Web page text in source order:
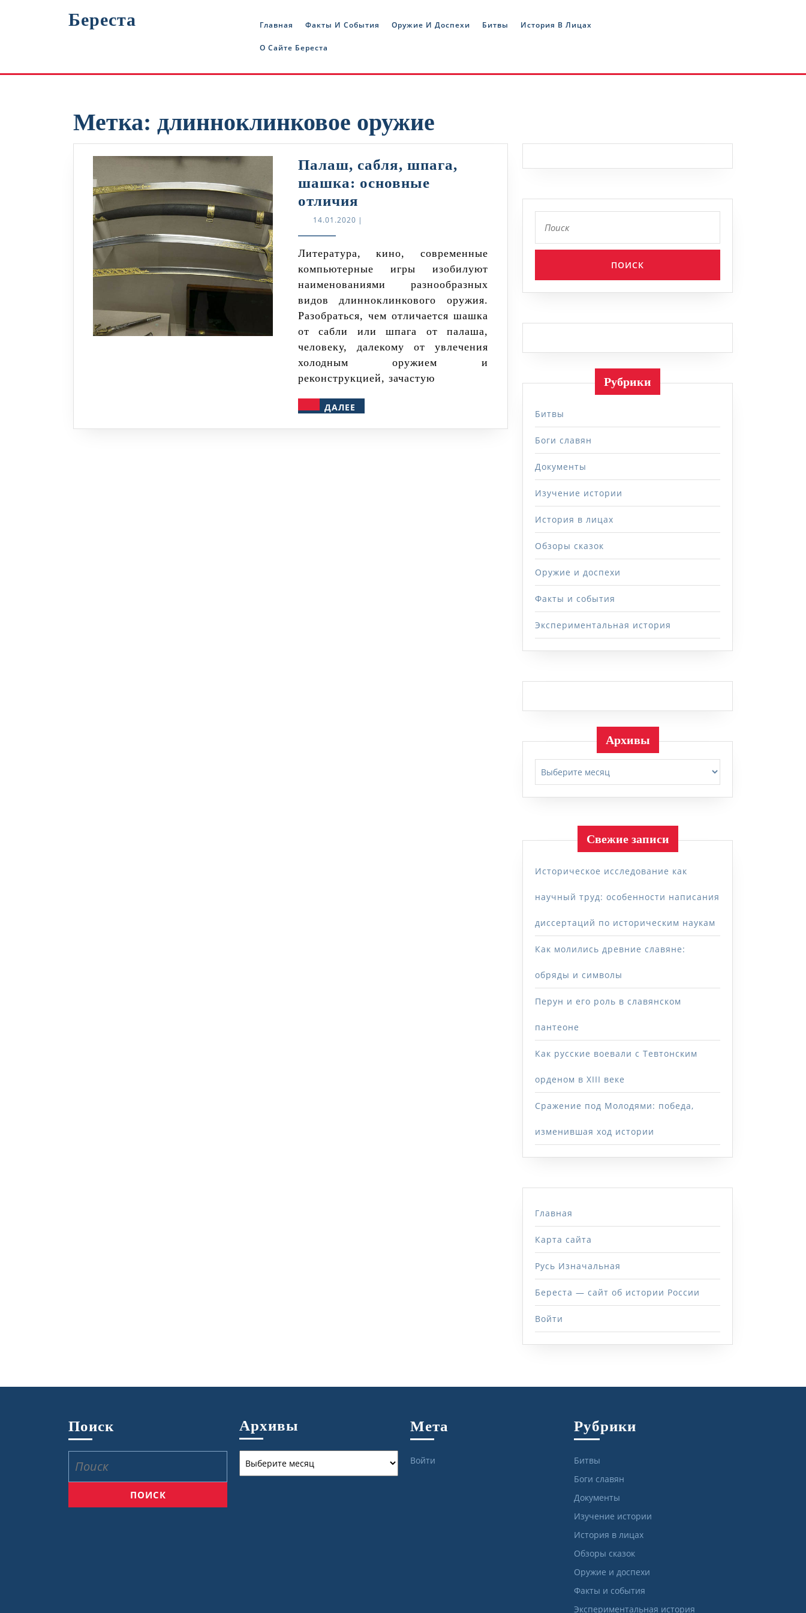
Береста Главная Факты И События Оружие И Доспехи Битвы История В Лицах
О Сайте Береста
Метка: длинноклинковое оружие
Палаш, сабля, шпага,
шашка: основные
отличия
сабля,
шашка:
основные
отличия
14.01.202014.01.2020
|
Литература, кино, современные
компьютерные игры изобилуют
наименованиями разнообразных
видов длинноклинкового оружия.
Разобраться, чем отличается шашка
от сабли или шпага от палаша,
человеку, далекому от увлечения
холодным оружием и
реконструкцией, зачастую
ДАЛЕЕ
Рубрики
Битвы
Боги славян
Документы
Изучение истории
История в лицах
Обзоры сказок
Оружие и доспехи
Факты и события
Экспериментальная история
Архивы
Свежие записи
Историческое исследование как
научный труд: особенности написания
диссертаций по историческим наукам
Как молились древние славяне:
обряды и символы
Перун и его роль в славянском
пантеоне
Как русские воевали с Тевтонским
орденом в XIII веке
Сражение под Молодями: победа,
изменившая ход истории
Главная
Карта сайта
Русь Изначальная
Береста — сайт об истории России
Войти
Поиск Архивы Мета
Войти
Рубрики
Битвы
Боги славян
Документы
Изучение истории
История в лицах
Обзоры сказок
Оружие и доспехи
Факты и события
Экспериментальная история